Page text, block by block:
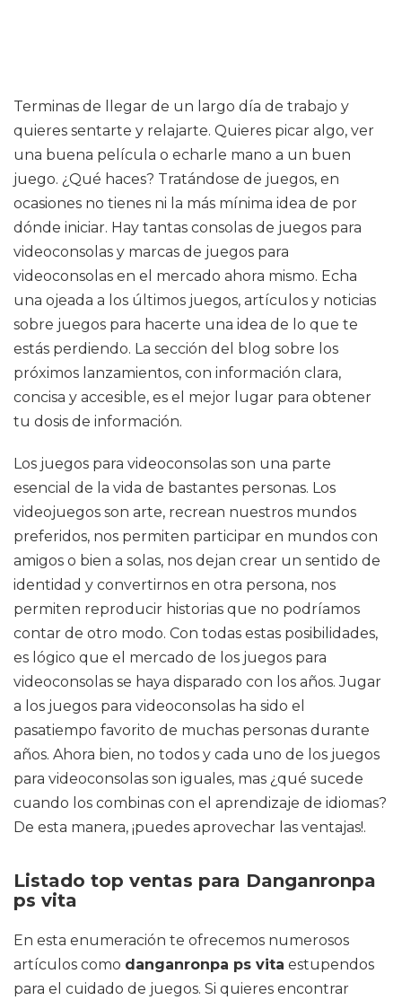
Terminas de llegar de un largo día de trabajo y
quieres sentarte y relajarte. Quieres picar algo, ver
una buena película o echarle mano a un buen
juego. ¿Qué haces? Tratándose de juegos, en
ocasiones no tienes ni la más mínima idea de por
dónde iniciar. Hay tantas consolas de juegos para
videoconsolas y marcas de juegos para
videoconsolas en el mercado ahora mismo. Echa
una ojeada a los últimos juegos, artículos y noticias
sobre juegos para hacerte una idea de lo que te
estás perdiendo. La sección del blog sobre los
próximos lanzamientos, con información clara,
concisa y accesible, es el mejor lugar para obtener
tu dosis de información.
Los juegos para videoconsolas son una parte
esencial de la vida de bastantes personas. Los
videojuegos son arte, recrean nuestros mundos
preferidos, nos permiten participar en mundos con
amigos o bien a solas, nos dejan crear un sentido de
identidad y convertirnos en otra persona, nos
permiten reproducir historias que no podríamos
contar de otro modo. Con todas estas posibilidades,
es lógico que el mercado de los juegos para
videoconsolas se haya disparado con los años. Jugar
a los juegos para videoconsolas ha sido el
pasatiempo favorito de muchas personas durante
años. Ahora bien, no todos y cada uno de los juegos
para videoconsolas son iguales, mas ¿qué sucede
cuando los combinas con el aprendizaje de idiomas?
De esta manera, ¡puedes aprovechar las ventajas!.
Listado top ventas para Danganronpa
ps vita
En esta enumeración te ofrecemos numerosos
artículos como danganronpa ps vita estupendos
para el cuidado de juegos. Si quieres encontrar